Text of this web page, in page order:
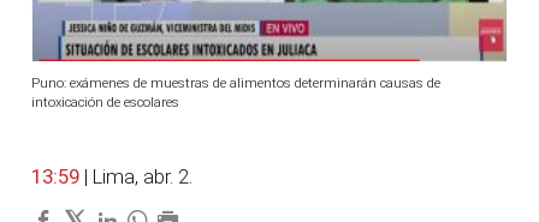
Puno: exámenes de muestras de alimentos determinarán causas de
intoxicación de escolares
13:59 | Lima, abr. 2.